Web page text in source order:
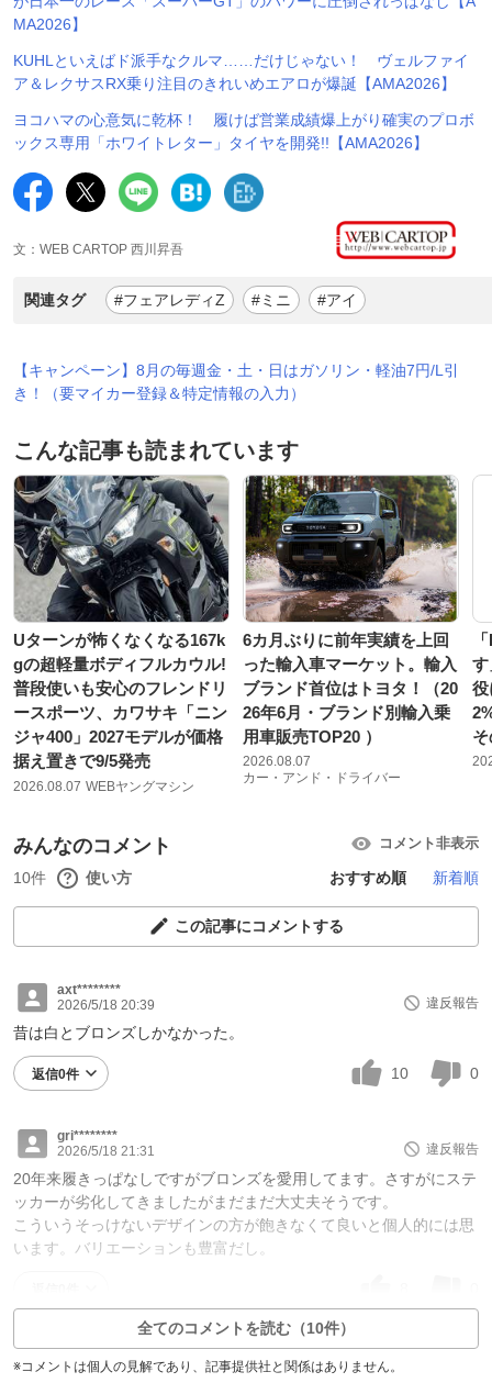
MA2026】
KUHLといえばド派手なクルマ……だけじゃない！ ヴェルファイ
ア＆レクサスRX乗り注目のきれいめエアロが爆誕【AMA2026】
ヨコハマの心意気に乾杯！ 履けば営業成績爆上がり確実のプロボ
ックス専用「ホワイトレター」タイヤを開発!!【AMA2026】
文：WEB CARTOP 西川昇吾
関連タグ #フェアレディZ #ミニ #アイ
【キャンペーン】8月の毎週金・土・日はガソリン・軽油7円/L引
き！（要マイカー登録＆特定情報の入力）
こんな記事も読まれています
Uターンが怖くなくなる167k
gの超軽量ボディフルカウル!
普段使いも安心のフレンドリ
ースポーツ、カワサキ「ニン
ジャ400」2027モデルが価格
据え置きで9/5発売
2026.08.07 WEBヤングマシン
6カ月ぶりに前年実績を上回
った輸入車マーケット。輸入
ブランド首位はトヨタ！（20
26年6月・ブランド別輸入乗
用車販売TOP20 ）
2026.08.07
カー・アンド・ドライバー
す
役
みんなのコメント コメント非表示
10件 使い方 おすすめ順 新着順
この記事にコメントする
axt********
2026/5/18 20:39
違反報告
昔は白とブロンズしかなかった。
返信0件 10 0
gri********
2026/5/18 21:31
違反報告
20年来履きっぱなしですがブロンズを愛用してます。さすがにステ
ッカーが劣化してきましたがまだまだ大丈夫そうです。
こういうそっけないデザインの方が飽きなくて良いと個人的には思
います。バリエーションも豊富だし。
全てのコメントを読む（10件）
※コメントは個人の見解であり、記事提供社と関係はありません。